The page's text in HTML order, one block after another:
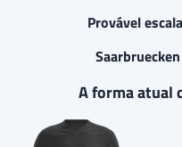
Provável
A forma atual